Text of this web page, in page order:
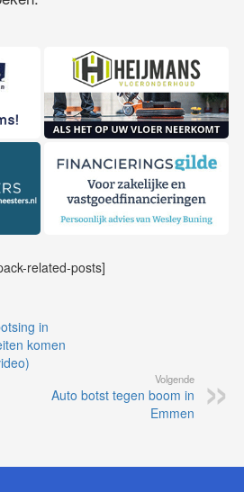
related-posts]
in
komen
Volgende
Auto botst tegen boom in
Emmen